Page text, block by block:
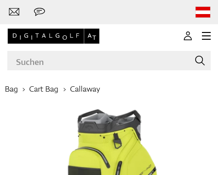
Marken
Golfschläger
Bag Cart Bag Callaway